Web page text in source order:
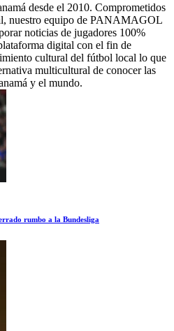
desde el 2010. Comprometidos
nuestro equipo de PANAMAGOL
noticias de jugadores 100%
digital con el fin de
cultural del fútbol local lo que
multicultural de conocer las
y el mundo.
rumbo a la Bundesliga